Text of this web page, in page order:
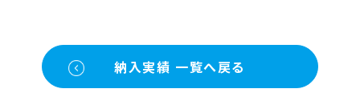
納入実績 一覧へ戻る